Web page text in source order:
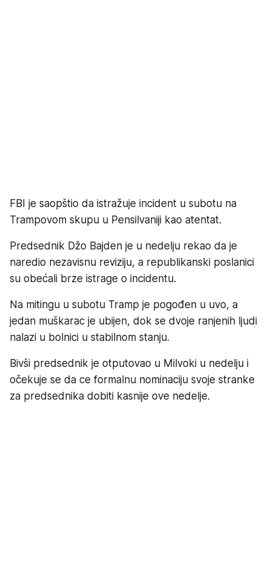
FBI je saopštio da istražuje incident u subotu na
Trampovom skupu u Pensilvaniji kao atentat.
Predsednik Džo Bajden je u nedelju rekao da je
naredio nezavisnu reviziju, a republikanski poslanici
su obećali brze istrage o incidentu.
Na mitingu u subotu Tramp je pogođen u uvo, a
jedan muškarac je ubijen, dok se dvoje ranjenih ljudi
nalazi u bolnici u stabilnom stanju.
Bivši predsednik je otputovao u Milvoki u nedelju i
očekuje se da ce formalnu nominaciju svoje stranke
za predsednika dobiti kasnije ove nedelje.